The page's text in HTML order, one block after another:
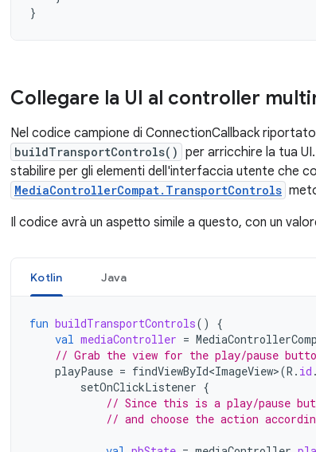
}
Collegare la UI al controller
Nel codice campione di ConnectionCallback
buildTransportControls() per arricchire la tua
stabilire per gli elementi dell'interfaccia utente che
MediaControllerCompat.TransportControls
Il codice avrà un aspetto simile a questo, con un
Kotlin Java
fun buildTransportControls()
{
val mediaController =
// Grab the view for the play/pause
playPause = findViewById<ImageView>(R . id .
setOnClickListener {
// Since this is a play/pause
// and choose the action